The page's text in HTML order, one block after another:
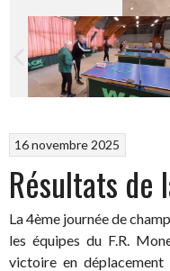
16 novembre 2025
Résultats de
La 4ème journée de
les équipes du F.R.
victoire en